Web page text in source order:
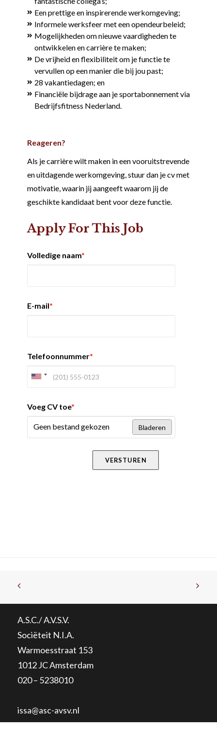
Een prettige en inspirerende werkomgeving;
Informele werksfeer met een opendeurbeleid;
Mogelijkheden om nieuwe vaardigheden te
ontwikkelen en carrière te maken;
De vrijheid en flexibiliteit om je functie te
vervullen op een manier die bij jou past;
28 vakantiedagen; en
Financiële bijdrage aan je sportabonnement via
Bedrijfsfitness Nederland.
Reageren?
Als je carrière wilt maken in een vooruitstrevende
en uitdagende werkomgeving, stuur dan je cv met
motivatie, waarin jij aangeeft waarom jij de
geschikte kandidaat bent voor deze functie.
Apply For This Job
Volledige naam*
E-mail*
Telefoonnummer*
Voeg CV toe*
Geen bestand gekozen Bladeren
VERSTUREN
A.S.C./ A.V.S.V.
Sociëteit N.I.A.
Warmoesstraat 153
1012 JC Amsterdam
020 – 5238010
issa@asc-avsv.nl